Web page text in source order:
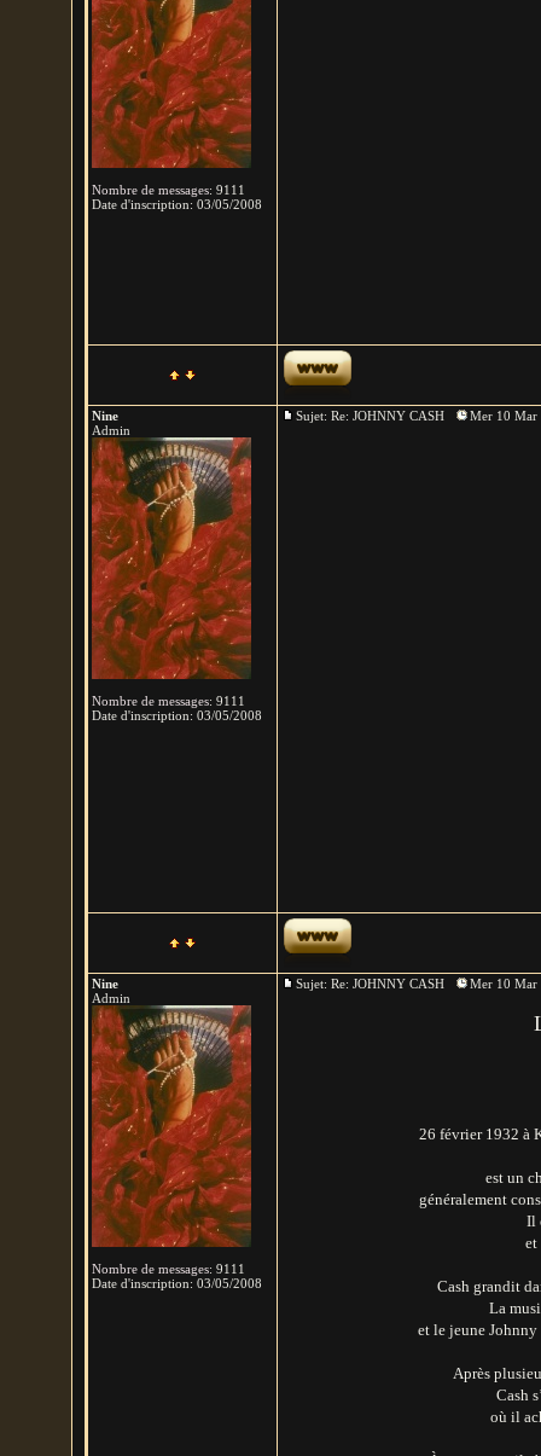
Nombre de messages: 9111
Date d'inscription: 03/05/2008
Nine
Admin
Nombre de messages: 9111
Date d'inscription: 03/05/2008
Sujet: Re: JOHNNY CASH Mer 10 Mar
Nine
Admin
Nombre de messages: 9111
Date d'inscription: 03/05/2008
Sujet: Re: JOHNNY CASH Mer 10 Mar
26 février 1932 à
est un
généralement
Il
et
Cash grandit
La
et le jeune Johnny
Après
Cash
où il